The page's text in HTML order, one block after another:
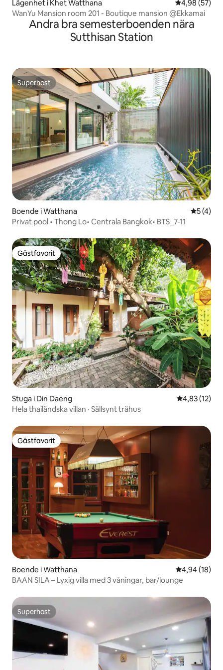
Lägenhet i Khet Watthana 4,98 av 5 i
4,98 (57)
WanYu Mansion room 201 - Boutique mansion @Ekkamai
Andra bra semesterboenden nära
Sutthisan Station
Superhost
Superhost
Boende i Watthana 5 av 5 i
5 (4)
Privat pool • Thong Lo• Centrala Bangkok• BTS_7-11
Gästfavorit
Gästfavorit
Stuga i Din Daeng 4,83 av 5 i
4,83 (12)
Hela thailändska villan · Sällsynt trähus
Gästfavorit
Gästfavorit
Boende i Watthana 4,94 av 5 i
4,94 (18)
BAAN SILA – Lyxig villa med 3 våningar, bar/lounge
Superhost
Superhost